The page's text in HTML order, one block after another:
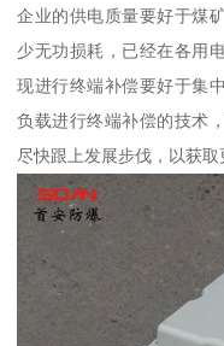
企业的供电质量要好于煤
少无功损耗，已经在各用
现进行终端补偿要好于集
负载进行终端补偿的技术
尽快跟上发展步伐，以获取